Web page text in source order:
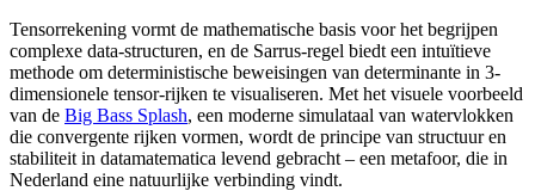
Tensorrekening vormt de mathematische basis voor het begrijpen
complexe data-structuren, en de Sarrus-regel biedt een intuïtieve
methode om deterministische beweisingen van determinante in 3-
dimensionele tensor-rijken te visualiseren. Met het visuele voorbeeld
van de Big Bass Splash, een moderne simulataal van watervlokken
die convergente rijken vormen, wordt de principe van structuur en
stabiliteit in datamatematica levend gebracht – een metafoor, die in
Nederland eine natuurlijke verbinding vindt.